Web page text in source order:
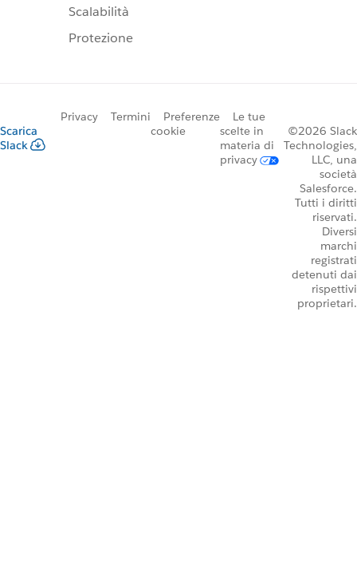
Scalabilità
Protezione
Scarica
Slack
Privacy Termini
Preferenze
cookie
Le tue
scelte in
materia di
privacy
©2026 Slack
Technologies,
LLC, una
società
Salesforce.
Tutti i diritti
riservati.
Diversi
marchi
registrati
detenuti dai
rispettivi
proprietari.